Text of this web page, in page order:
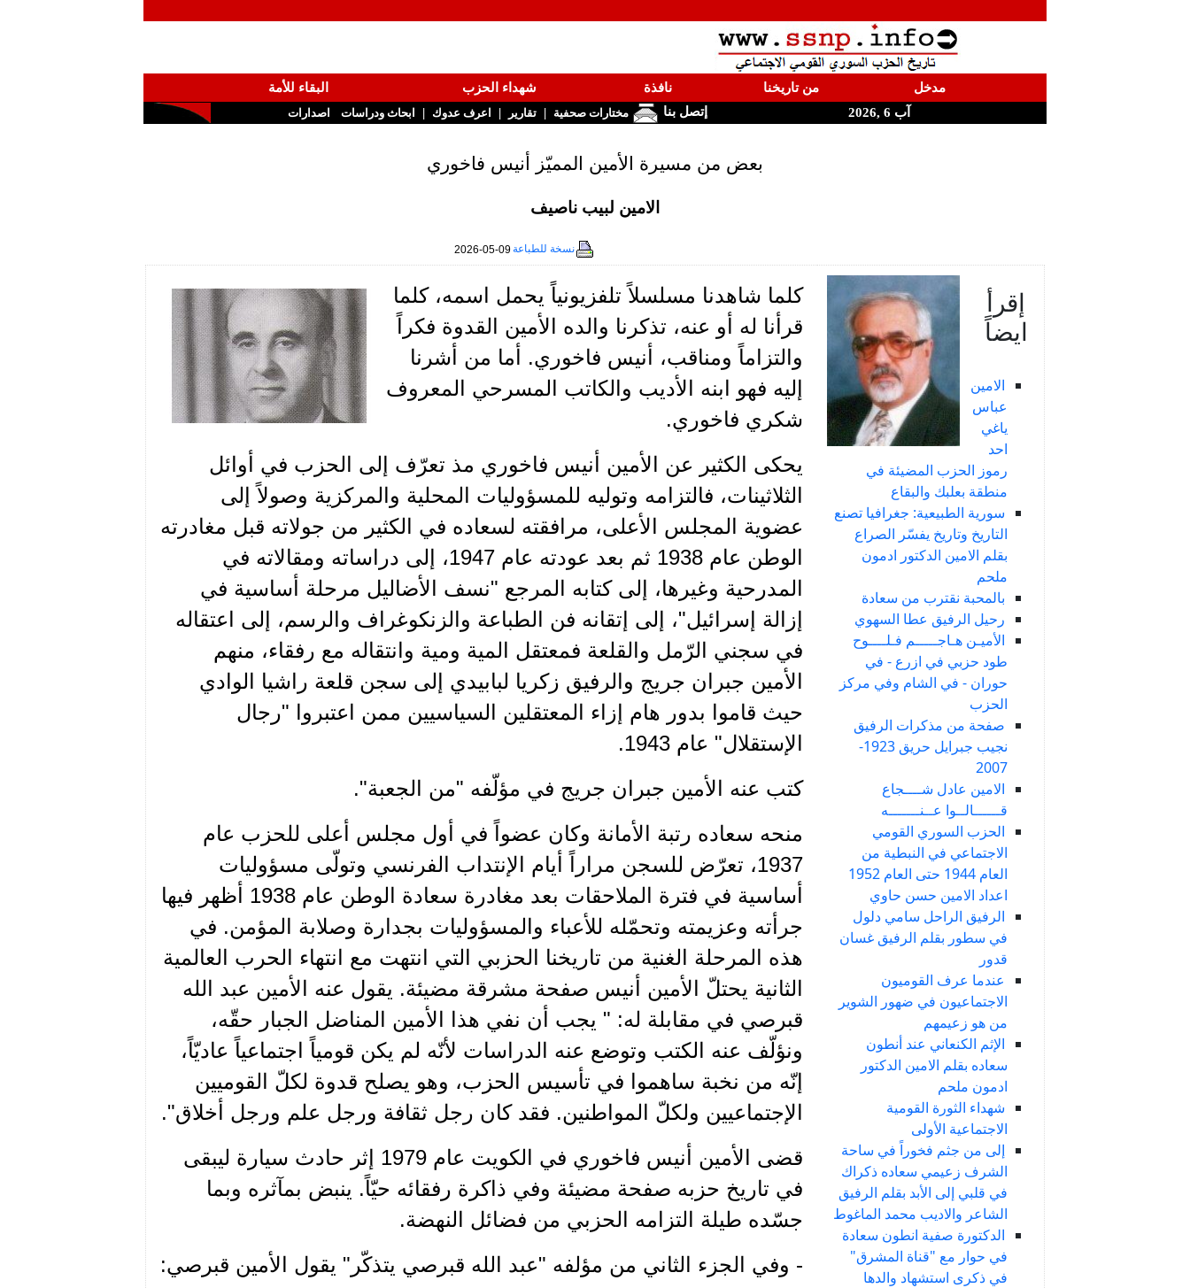
مدخل من تاريخنا نافذة شهداء الحزب
البقاء للأمة
آب 6 ,2026
إتصل بنا مختارات صحفية | تقارير | اعرف عدوك | ابحاث ودراسات اصدارات
بعض من مسيرة الأمين المميّز أنيس فاخوري
الامين لبيب ناصيف
نسخة للطباعة2026-05-09
إقرأ
ايضاً
الامين
عباس
ياغي
احد
رموز الحزب المضيئة في
منطقة بعلبك والبقاع
سورية الطبيعية: جغرافيا تصنع
التاريخ وتاريخ يفسّر الصراع
بقلم الامين الدكتور ادمون
ملحم
بالمحبة نقترب من سعادة
رحيل الرفيق عطا السهوي
الأميـن هـاجـــــم فـلــــوح
طود حزبي في ازرع - في
حوران - في الشام وفي مركز
الحزب
صفحة من مذكرات الرفيق
نجيب جبرايل حريق 1923-
2007
الامين عادل شــــجاع
قــــــالــوا عــنـــــــه
الحزب السوري القومي
الاجتماعي في النبطية من
العام 1944 حتى العام 1952
اعداد الامين حسن حاوي
الرفيق الراحل سامي دلول
في سطور بقلم الرفيق غسان
قدور
عندما عرف القوميون
الاجتماعيون في ضهور الشوير
من هو زعيمهم
الإثم الكنعاني عند أنطون
سعاده بقلم الامين الدكتور
ادمون ملحم
شهداء الثورة القومية
الاجتماعية الأولى
إلى من جثم فخوراً في ساحة
الشرف زعيمي سعاده ذكراك
في قلبي إلى الأبد بقلم الرفيق
الشاعر والاديب محمد الماغوط
الدكتورة صفية انطون سعادة
في حوار مع "قناة المشرق"
في ذكرى استشهاد والدها
كلما شاهدنا مسلسلاً تلفزيونياً يحمل اسمه، كلما
قرأنا له أو عنه، تذكرنا والده الأمين القدوة فكراً
والتزاماً ومناقب، أنيس فاخوري. أما من أشرنا
إليه فهو ابنه الأديب والكاتب المسرحي المعروف
شكري فاخوري.
يحكى الكثير عن الأمين أنيس فاخوري مذ تعرّف إلى الحزب في أوائل
الثلاثينات، فالتزامه وتوليه للمسؤوليات المحلية والمركزية وصولاً إلى
عضوية المجلس الأعلى، مرافقته لسعاده في الكثير من جولاته قبل مغادرته
الوطن عام 1938 ثم بعد عودته عام 1947، إلى دراساته ومقالاته في
المدرحية وغيرها، إلى كتابه المرجع "نسف الأضاليل مرحلة أساسية في
إزالة إسرائيل"، إلى إتقانه فن الطباعة والزنكوغراف والرسم، إلى اعتقاله
في سجني الرّمل والقلعة فمعتقل المية ومية وانتقاله مع رفقاء، منهم
الأمين جبران جريج والرفيق زكريا لبابيدي إلى سجن قلعة راشيا الوادي
حيث قاموا بدور هام إزاء المعتقلين السياسيين ممن اعتبروا "رجال
الإستقلال" عام 1943.
كتب عنه الأمين جبران جريج في مؤلّفه "من الجعبة".
منحه سعاده رتبة الأمانة وكان عضواً في أول مجلس أعلى للحزب عام
1937، تعرّض للسجن مراراً أيام الإنتداب الفرنسي وتولّى مسؤوليات
أساسية في فترة الملاحقات بعد مغادرة سعادة الوطن عام 1938 أظهر فيها
جرأته وعزيمته وتحمّله للأعباء والمسؤوليات بجدارة وصلابة المؤمن. في
هذه المرحلة الغنية من تاريخنا الحزبي التي انتهت مع انتهاء الحرب العالمية
الثانية يحتلّ الأمين أنيس صفحة مشرقة مضيئة. يقول عنه الأمين عبد الله
قبرصي في مقابلة له: " يجب أن نفي هذا الأمين المناضل الجبار حقّه،
ونؤلّف عنه الكتب وتوضع عنه الدراسات لأنّه لم يكن قومياً اجتماعياً عاديّاً،
إنّه من نخبة ساهموا في تأسيس الحزب، وهو يصلح قدوة لكلّ القوميين
الإجتماعيين ولكلّ المواطنين. فقد كان رجل ثقافة ورجل علم ورجل أخلاق".
قضى الأمين أنيس فاخوري في الكويت عام 1979 إثر حادث سيارة ليبقى
في تاريخ حزبه صفحة مضيئة وفي ذاكرة رفقائه حيّاً. ينبض بمآثره وبما
جسّده طيلة التزامه الحزبي من فضائل النهضة.
- وفي الجزء الثاني من مؤلفه "عبد الله قبرصي يتذكّر" يقول الأمين قبرصي: